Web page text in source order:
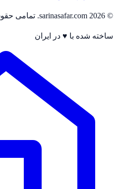
© 2026 sarinasafar.com. تمامی حقوق محفوظ است.
ساخته شده با ♥ در ایران